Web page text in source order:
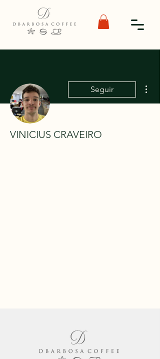
Seguir
VINICIUS CRAVEIRO